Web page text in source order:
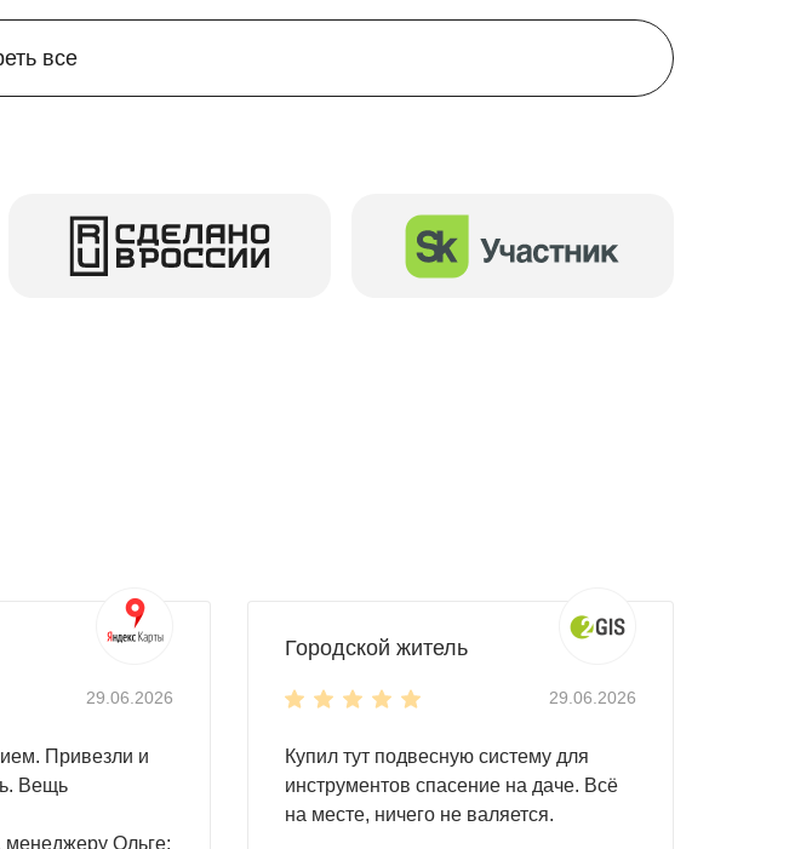
цвета RAL по индивидуальному запросу.
все
29.06.2026
Привезли и
Вещь
менеджеру Ольге:
Городской житель
29.06.2026
Купил тут подвесную систему для
инструментов спасение на даче. Всё
на месте, ничего не валяется.